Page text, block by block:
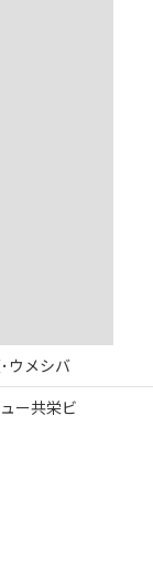
ウメシバ
ー共栄ビ